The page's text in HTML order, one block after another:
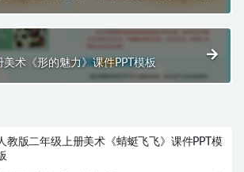
术《形的魅力》课件PPT模板
教版二年级上册美术《蜻蜓飞飞》课件PPT模